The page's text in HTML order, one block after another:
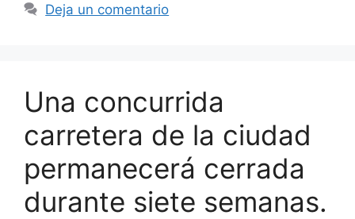
Deja un comentario
Una concurrida
carretera de la ciudad
permanecerá cerrada
durante siete semanas.